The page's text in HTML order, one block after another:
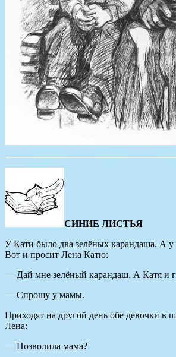
СИНИЕ ЛИСТЬЯ
У Кати было два зелёных карандаша. А
Вот и просит Лена Катю:
— Дай мне зелёный карандаш. А Катя и
— Спрошу у мамы.
Приходят на другой день обе девочки в
Лена:
— Позволила мама?